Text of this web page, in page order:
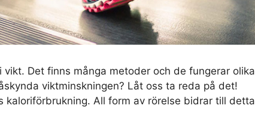
Det finns många metoder och de fungerar olika
viktminskningen? Låt oss ta reda på det!
kaloriförbrukning. All form av rörelse bidrar till detta